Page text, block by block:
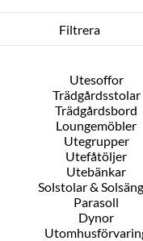
Filtrera
Utesoffor
Trädgårdsstolar
Trädgårdsbord
Loungemöbler
Utegrupper
Utefåtöljer
Utebänkar
Solstolar &
Parasoll
Dynor